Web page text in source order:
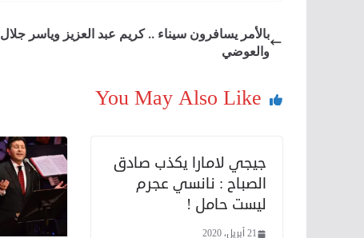
بالأمر يسافرون سيناء .. كريم عبد العزيز وياسر جلال
والعوضي
You May Also Like
جيجي لامارا يكذب صادق
الصباح : نانسي عجرم
ليست حامل !
21 أبريل، 2020